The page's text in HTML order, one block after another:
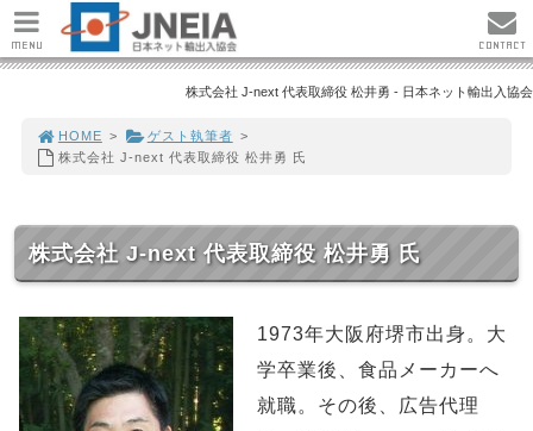
株式会社 J-next 代表取締役 松井勇 - 日本ネット輸出入協会
HOME > ゲスト執筆者 >
株式会社 J-next 代表取締役 松井勇 氏
株式会社 J-next 代表取締役 松井勇 氏
1973年大阪府堺市出身。大
学卒業後、食品メーカーへ
就職。その後、広告代理
MENU CONTACT